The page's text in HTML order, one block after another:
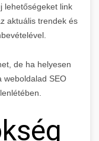
lehetőségeket link
aktuális trendek és
de ha helyesen
weboldalad SEO